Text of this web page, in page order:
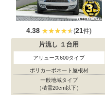
4.38 (21件)
片流し １台用
アリュース600タイプ
ポリカーボネート屋根材
一般地域タイプ
（積雪20cm以下）